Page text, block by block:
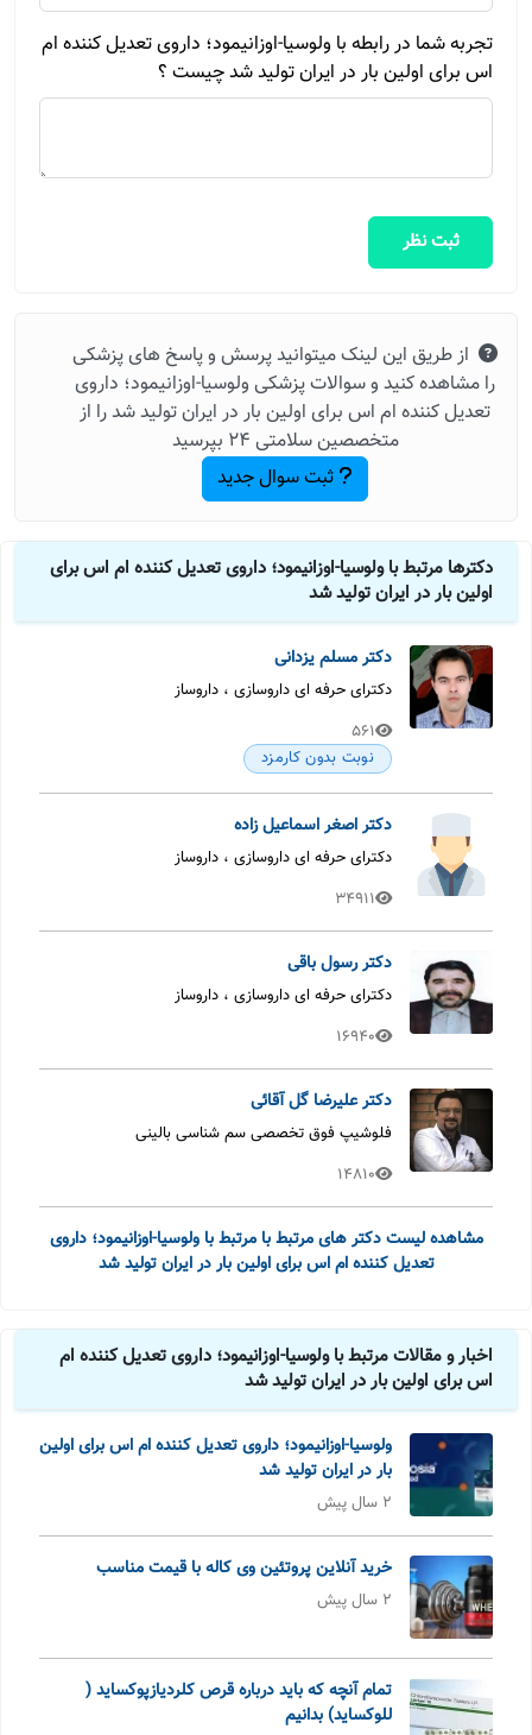
تجربه شما در رابطه با ولوسیا-اوزانیمود؛ داروی تعدیل کننده ام
اس برای اولین بار در ایران تولید شد چیست ؟
ثبت نظر
از طریق این لینک میتوانید پرسش و پاسخ های پزشکی
را مشاهده کنید و سوالات پزشکی ولوسیا-اوزانیمود؛ داروی
تعدیل کننده ام اس برای اولین بار در ایران تولید شد را از
متخصصین سلامتی 24 بپرسید
ثبت سوال جدید
دکترها مرتبط با ولوسیا-اوزانیمود؛ داروی تعدیل کننده ام اس برای
اولین بار در ایران تولید شد
دکتر مسلم یزدانی
دکترای حرفه ای داروسازی ، داروساز
561
نوبت بدون کارمزد
دکتر اصغر اسماعیل زاده
دکترای حرفه ای داروسازی ، داروساز
34911
دکتر رسول باقی
دکترای حرفه ای داروسازی ، داروساز
16940
دکتر علیرضا گل آقائی
فلوشیپ فوق تخصصی سم شناسی بالینی
14810
مشاهده لیست دکتر های مرتبط با مرتبط با ولوسیا-اوزانیمود؛ داروی
تعدیل کننده ام اس برای اولین بار در ایران تولید شد
اخبار و مقالات مرتبط با ولوسیا-اوزانیمود؛ داروی تعدیل کننده ام
اس برای اولین بار در ایران تولید شد
ولوسیا-اوزانیمود؛ داروی تعدیل کننده ام اس برای اولین
بار در ایران تولید شد
2 سال پیش
خرید آنلاین پروتئین وی کاله با قیمت مناسب
2 سال پیش
تمام آنچه که باید درباره قرص کلردیازپوکساید (
للوکساید) بدانیم